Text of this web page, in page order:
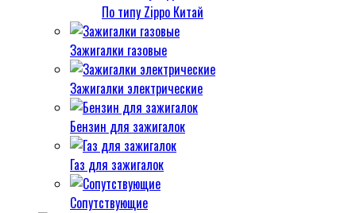
По типу Zippo Китай
Зажигалки газовые
Зажигалки электрические
Бензин для зажигалок
Газ для зажигалок
Сопутствующие